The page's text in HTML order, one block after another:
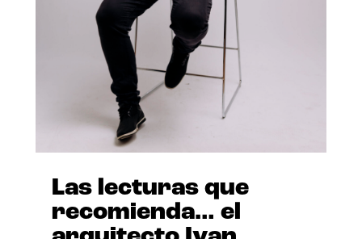
Las lecturas que
recomienda… el